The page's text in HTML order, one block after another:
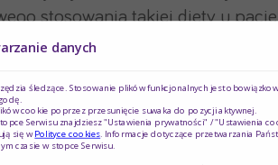
stosowania takiej diety u
dość silny, palący, uporczywy)
jedzeniu lub po zażyciu leków
danych
śledzące. Stosowanie plików funkcjonalnych jest
cookie poprzez przesunięcie suwaka do pozycji aktywnej.
Serwisu znajdziesz "Ustawienia prywatności" / "Ustawienia
się wPolityce cookies. Informacje dotyczące przetwarzania
czasie w stopce Serwisu.